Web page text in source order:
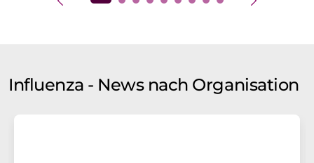
Influenza - News nach Organisation